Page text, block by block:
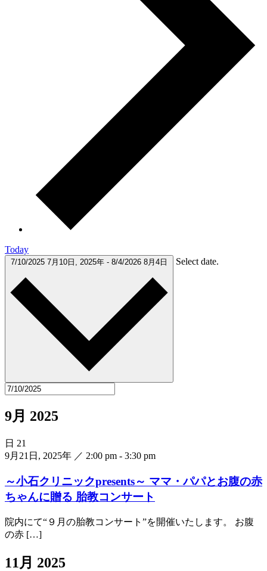
Today
7/10/2025 7月10日, 2025年 - 8/4/2026 8月4日 Select date.
9月 2025
日 21
9月21日, 2025年 ／ 2:00 pm - 3:30 pm
～小石クリニックpresents～ ママ・パパとお腹の赤
ちゃんに贈る 胎教コンサート
院内にて“９月の胎教コンサート”を開催いたします。 お腹
の赤 […]
11月 2025